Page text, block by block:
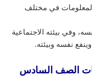
في مختلف
وفي بيئته الاجتماعية
نفسه وبيئته.
الصف السادس